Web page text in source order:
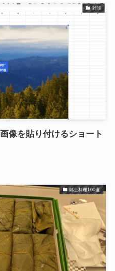
雑談
像を貼り付けるショート
郷土料理100選